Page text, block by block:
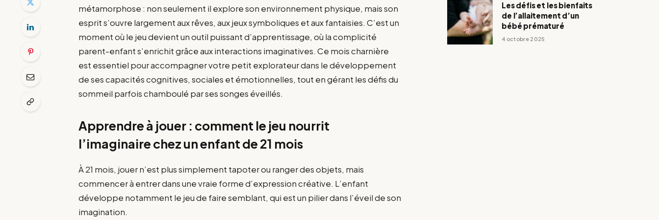
métamorphose : non seulement il explore son environnement physique, mais son
esprit s’ouvre largement aux rêves, aux jeux symboliques et aux fantaisies. C’est un
moment où le jeu devient un outil puissant d’apprentissage, où la complicité
parent-enfant s’enrichit grâce aux interactions imaginatives. Ce mois charnière
est essentiel pour accompagner votre petit explorateur dans le développement
de ses capacités cognitives, sociales et émotionnelles, tout en gérant les défis du
sommeil parfois chamboulé par ses songes éveillés.
Apprendre à jouer : comment le jeu nourrit
l’imaginaire chez un enfant de 21 mois
À 21 mois, jouer n’est plus simplement tapoter ou ranger des objets, mais
commencer à entrer dans une vraie forme d’expression créative. L’enfant
développe notamment le jeu de faire semblant, qui est un pilier dans l’éveil de son
imagination.
Les défis et les bienfaits
de l’allaitement d’un
bébé prématuré
4 octobre 2025